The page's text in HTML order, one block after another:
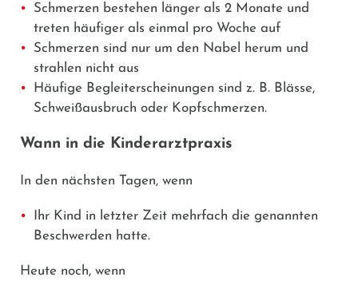
Schmerzen bestehen länger als 2 Monate und
treten häufiger als einmal pro Woche auf
Schmerzen sind nur um den Nabel herum und
strahlen nicht aus
Häufige Begleiterscheinungen sind z. B. Blässe,
Schweißausbruch oder Kopfschmerzen.
Wann in die Kinderarztpraxis
In den nächsten Tagen, wenn
Ihr Kind in letzter Zeit mehrfach die genannten
Beschwerden hatte.
Heute noch, wenn